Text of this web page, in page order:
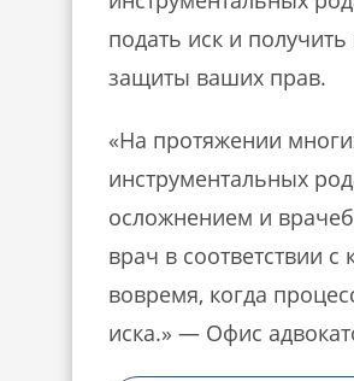
подать иск и
защиты ваших прав.
«На протяжении
инструментальных
осложнением и
врач в соответствии
вовремя, когда
иска.» — Офис